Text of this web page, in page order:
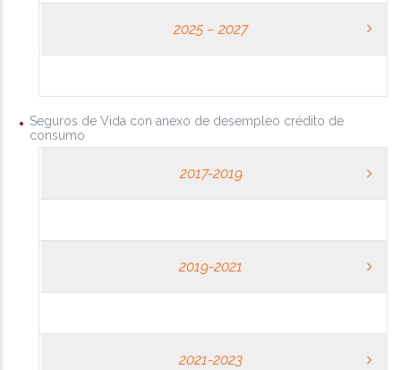
2025 – 2027
Seguros de Vida con anexo de desempleo crédito de
consumo
2017-2019
2019-2021
2021-2023